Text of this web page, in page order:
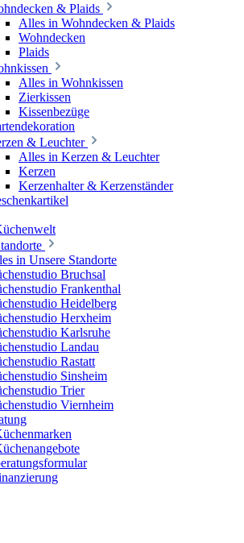
& Plaids
Alles in Wohndecken & Plaids
Wohndecken
Plaids
Alles in Wohnkissen
Zierkissen
Kissenbezüge
& Leuchter
Alles in Kerzen & Leuchter
Kerzen
Kerzenhalter & Kerzenständer
in Unsere Standorte
Bruchsal
Frankenthal
Heidelberg
Herxheim
Karlsruhe
Landau
Rastatt
Sinsheim
Trier
Viernheim